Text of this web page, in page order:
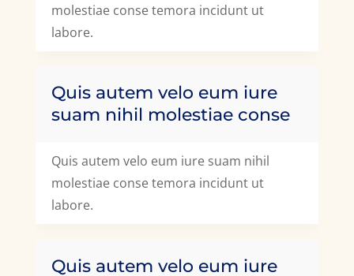
molestiae conse temora incidunt ut
labore.
Quis autem velo eum iure
suam nihil molestiae conse
Quis autem velo eum iure suam nihil
molestiae conse temora incidunt ut
labore.
Quis autem velo eum iure